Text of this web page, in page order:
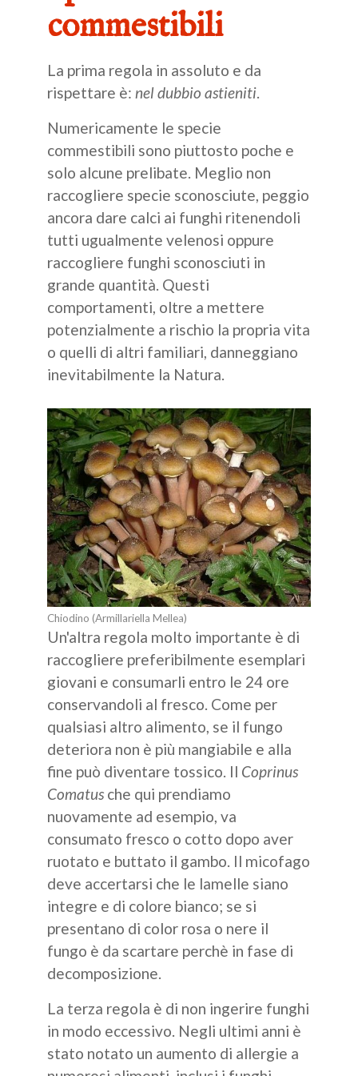
commestibili
La prima regola in assoluto e da
rispettare è: nel dubbio astieniti.
Numericamente le specie
commestibili sono piuttosto poche e
solo alcune prelibate. Meglio non
raccogliere specie sconosciute, peggio
ancora dare calci ai funghi ritenendoli
tutti ugualmente velenosi oppure
raccogliere funghi sconosciuti in
grande quantità. Questi
comportamenti, oltre a mettere
potenzialmente a rischio la propria vita
o quelli di altri familiari, danneggiano
inevitabilmente la Natura.
Show larger version for:
Chiodino (Armillariella Mellea)
Un'altra regola molto importante è di
raccogliere preferibilmente esemplari
giovani e consumarli entro le 24 ore
conservandoli al fresco. Come per
qualsiasi altro alimento, se il fungo
deteriora non è più mangiabile e alla
fine può diventare tossico. Il Coprinus
Comatus che qui prendiamo
nuovamente ad esempio, va
consumato fresco o cotto dopo aver
ruotato e buttato il gambo. Il micofago
deve accertarsi che le lamelle siano
integre e di colore bianco; se si
presentano di color rosa o nere il
fungo è da scartare perchè in fase di
decomposizione.
La terza regola è di non ingerire funghi
in modo eccessivo. Negli ultimi anni è
stato notato un aumento di allergie a